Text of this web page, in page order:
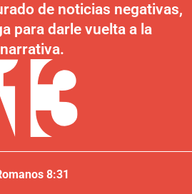
de noticias negativas,
para darle vuelta a la
narrativa.
8:31